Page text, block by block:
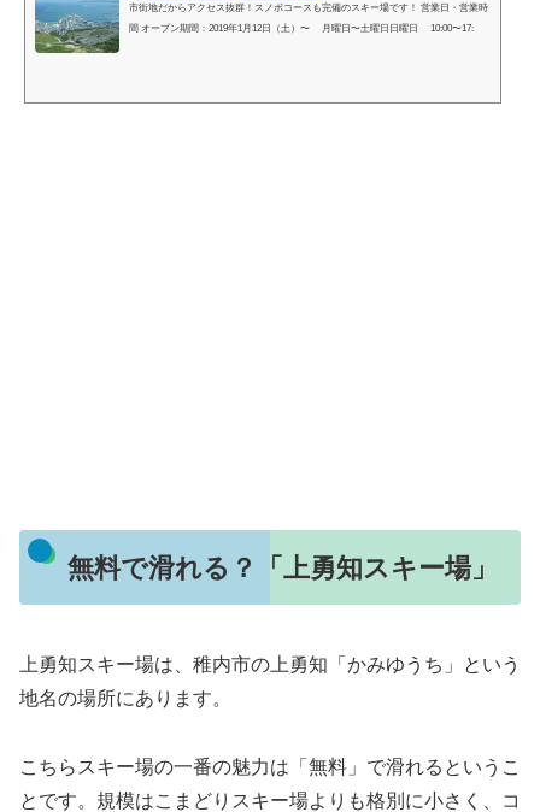
市街地だからアクセス抜群！スノボコースも完備のスキー場です！ 営業日・営業時
間 オープン期間：2019年1月12日（土）〜 月曜日〜土曜日日曜日 10:00〜17:
無料で滑れる？「上勇知スキー場」
上勇知スキー場は、稚内市の上勇知「かみゆうち」という
地名の場所にあります。
こちらスキー場の一番の魅力は「無料」で滑れるというこ
とです。規模はこまどりスキー場よりも格別に小さく、コ